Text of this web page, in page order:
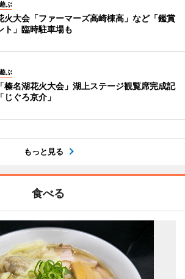
ぶ
火大会「ファーマーズ高崎棟高」など「鑑賞
ト」臨時駐車場も
ぶ
榛名湖花火大会」湖上ステージ観覧席完成記
じぐろ京介」
もっと見る
食べる